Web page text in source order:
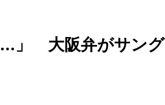
...」 大阪弁がサング